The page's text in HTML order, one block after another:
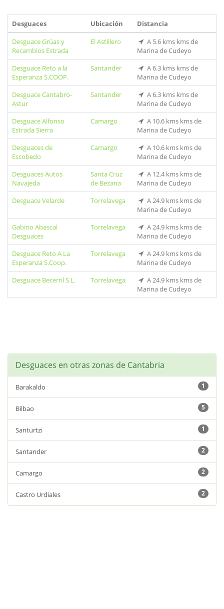
Desguaces Ubicación
Distancia
Desguace Grúas y
Recambios Estrada
El Astillero
A 5.6 kms kms de
Marina de Cudeyo
Desguace Reto a la
Esperanza S.COOP.
Santander
A 6.3 kms kms de
Marina de Cudeyo
Desguace Cantabro-
Astur
Santander
A 6.3 kms kms de
Marina de Cudeyo
Desguace Alfonso
Estrada Sierra
Camargo
A 10.6 kms kms de
Marina de Cudeyo
Desguaces de
Escobedo
Camargo
A 10.6 kms kms de
Marina de Cudeyo
Desguaces Autos
Navajeda
Santa Cruz
de Bezana
A 12.4 kms kms de
Marina de Cudeyo
Desguace Velarde
Torrelavega
A 24.9 kms kms de
Marina de Cudeyo
Gabino Abascal
Desguaces
Torrelavega
A 24.9 kms kms de
Marina de Cudeyo
Desguace Reto A La
Esperanza S.Coop.
Torrelavega
A 24.9 kms kms de
Marina de Cudeyo
Desguace Becerril S.L.
Torrelavega
A 24.9 kms kms de
Marina de Cudeyo
Desguaces en otras zonas de Cantabria
Barakaldo 1
Bilbao 5
Santurtzi 1
Santander 2
Camargo 2
Castro Urdiales 2